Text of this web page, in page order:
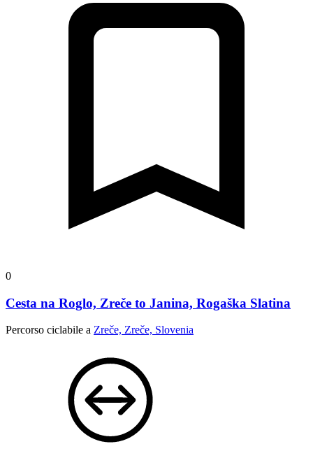
0
Cesta na Roglo, Zreče to Janina, Rogaška Slatina
Percorso ciclabile a Zreče, Zreče, Slovenia